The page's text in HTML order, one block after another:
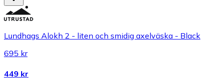
Lundhags Alokh 2 - liten och smidig axelväska - Black
695 kr
449 kr